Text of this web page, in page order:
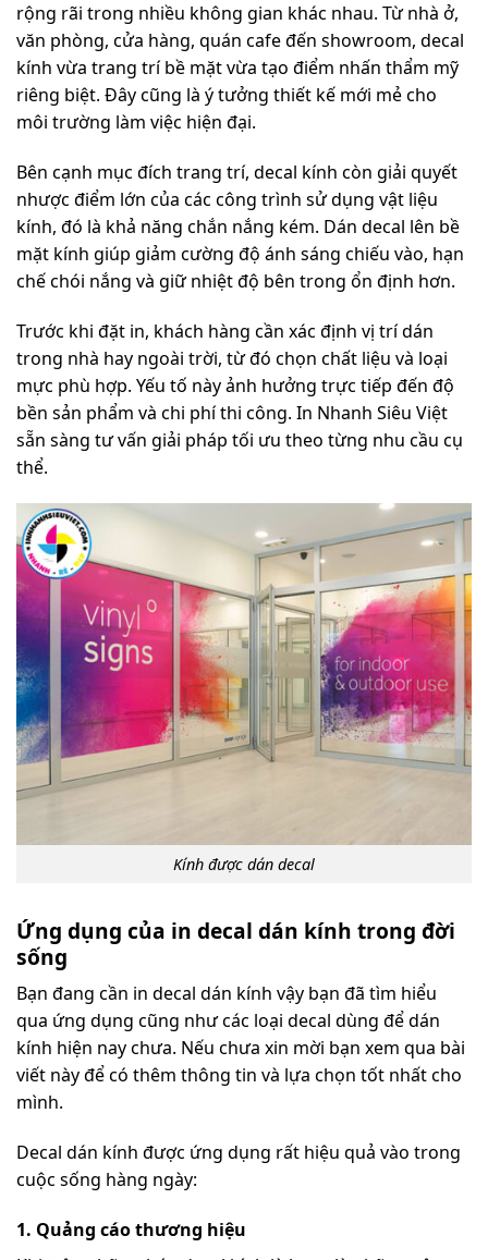
rộng rãi trong nhiều không gian khác nhau. Từ nhà ở,
văn phòng, cửa hàng, quán cafe đến showroom, decal
kính vừa trang trí bề mặt vừa tạo điểm nhấn thẩm mỹ
riêng biệt. Đây cũng là ý tưởng thiết kế mới mẻ cho
môi trường làm việc hiện đại.
Bên cạnh mục đích trang trí, decal kính còn giải quyết
nhược điểm lớn của các công trình sử dụng vật liệu
kính, đó là khả năng chắn nắng kém. Dán decal lên bề
mặt kính giúp giảm cường độ ánh sáng chiếu vào, hạn
chế chói nắng và giữ nhiệt độ bên trong ổn định hơn.
Trước khi đặt in, khách hàng cần xác định vị trí dán
trong nhà hay ngoài trời, từ đó chọn chất liệu và loại
mực phù hợp. Yếu tố này ảnh hưởng trực tiếp đến độ
bền sản phẩm và chi phí thi công. In Nhanh Siêu Việt
sẵn sàng tư vấn giải pháp tối ưu theo từng nhu cầu cụ
thể.
Kính được dán decal
Ứng dụng của in decal dán kính trong đời
sống
Bạn đang cần in decal dán kính vậy bạn đã tìm hiểu
qua ứng dụng cũng như các loại decal dùng để dán
kính hiện nay chưa. Nếu chưa xin mời bạn xem qua bài
viết này để có thêm thông tin và lựa chọn tốt nhất cho
mình.
Decal dán kính được ứng dụng rất hiệu quả vào trong
cuộc sống hàng ngày:
1. Quảng cáo thương hiệu